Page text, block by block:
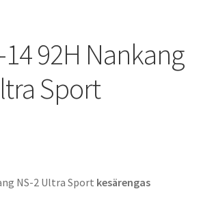
92H Nankang
Sport
NS-2 Ultra Sport kesärengas